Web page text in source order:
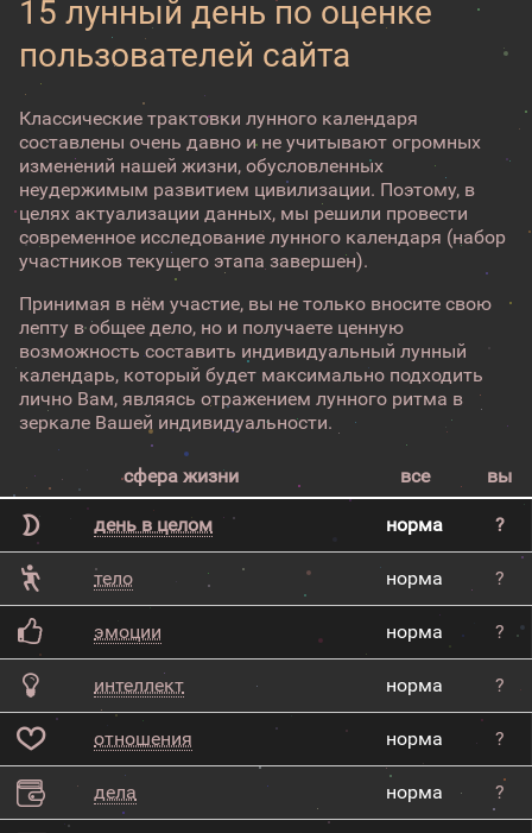
15 лунный день по оценке
пользователей сайта
Классические трактовки лунного календаря
составлены очень давно и не учитывают огромных
изменений нашей жизни, обусловленных
неудержимым развитием цивилизации. Поэтому, в
целях актуализации данных, мы решили провести
современное исследование лунного календаря (набор
участников текущего этапа завершен).
Принимая в нём участие, вы не только вносите свою
лепту в общее дело, но и получаете ценную
возможность составить индивидуальный лунный
календарь, который будет максимально подходить
лично Вам, являясь отражением лунного ритма в
зеркале Вашей индивидуальности.
сфера жизни все вы
день в целом норма ?
тело норма ?
эмоции норма ?
интеллект норма ?
отношения норма ?
дела норма ?